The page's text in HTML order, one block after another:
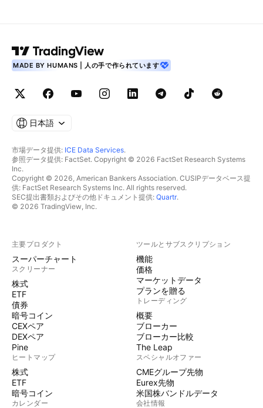
MADE BY HUMANS | 人の手で作られています
日本語
市場データ提供: ICE Data Services.
参照データ提供: FactSet. Copyright © 2026 FactSet Research Systems
Inc.
Copyright © 2026, American Bankers Association. CUSIPデータベース提
供: FactSet Research Systems Inc. All rights reserved.
SEC提出書類およびその他ドキュメント提供: Quartr.
© 2026 TradingView, Inc.
主要プロダクト
スーパーチャート
スクリーナー
株式
ETF
債券
暗号コイン
CEXペア
DEXペア
Pine
ヒートマップ
株式
ETF
暗号コイン
カレンダー
ツールとサブスクリプション
機能
価格
マーケットデータ
プランを贈る
トレーディング
概要
ブローカー
ブローカー比較
The Leap
スペシャルオファー
CMEグループ先物
Eurex先物
米国株バンドルデータ
会社情報